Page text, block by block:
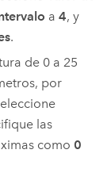
a4, y
.
de 0 a 25
por
las
como 0